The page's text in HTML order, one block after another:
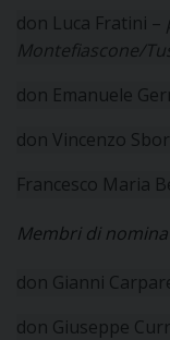
don Luca Fratini –
Montefiascone/
don Emanuele
don Vincenzo
Francesco Maria
Membri di
don Gianni
don Giuseppe